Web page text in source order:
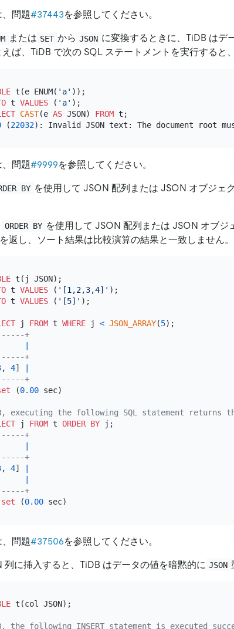
問題#37443を参照してください。
または SET から JSON に変換するときに、TiDB はデ
ば、TiDB で次の SQL ステートメントを実行すると
t(e ENUM( 'a'
t VALUES ( 'a' );
CAST(e AS JSON) FROM t;
(22032): Invalid JSON text: The document root
問題#9999を参照してください。
BY を使用して JSON 配列または JSON オブジェ
ORDER BY を使用して JSON 配列または JSON オブジ
返し、ソート結果は比較演算の結果と一致しません。
t VALUES ( '[1,2,3,4]'
t VALUES ( '[5]' );
j FROM t WHERE j < JSON_ARRAY(5
+
+
, 4]
+
(0.00 sec)
executing the following SQL statement
j FROM t ORDER BY
+
+
, 4]
+
set (0.00
問題#37506を参照してください。
列に挿入すると、TiDB はデータの値を暗黙的に JSON
t(col JSON);
the following INSERT statement is executed